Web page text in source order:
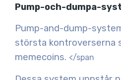
Pump-och-dumpa-
Pump-and-dump-
största kontroverserna
memecoins. </span